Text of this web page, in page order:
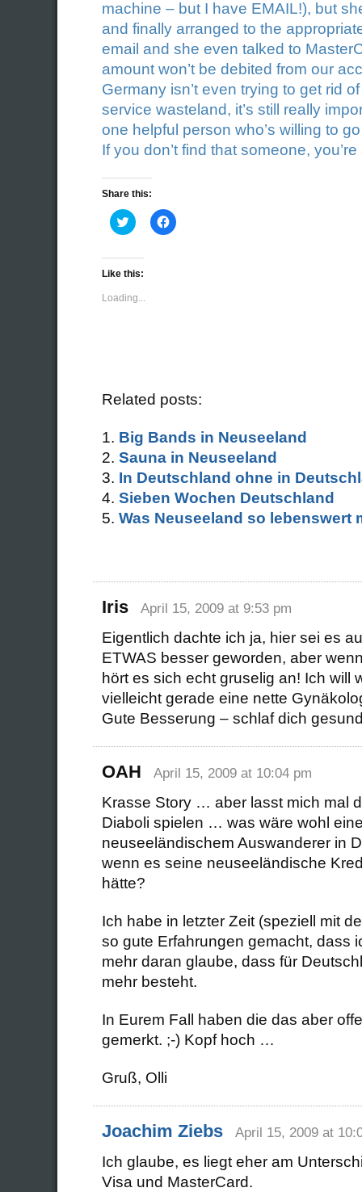
machine – but I have EMAIL!), but
and finally arranged to the
email and she even talked to
amount won’t be debited from our
Germany isn’t even trying to get rid
service wasteland, it’s still really
one helpful person who’s willing to
If you don’t find that someone,
Share this:
Click
to
Twitter
(Opens
new
window)
Click
to
Like this:
Loading...
Related posts:
Big Bands in Neuseeland
Sauna in Neuseeland
In Deutschland ohne in
Sieben Wochen Deutschland
Was Neuseeland so lebenswert
Iris April 15, 2009 at 9:53 pm
Eigentlich dachte ich ja, hier sei es
ETWAS besser geworden, aber
hört es sich echt gruselig an! Ich will
vielleicht gerade eine nette
Gute Besserung – schlaf dich
OAH April 15, 2009 at 10:04 pm
Krasse Story … aber lasst mich mal
Diaboli spielen … was wäre wohl
neuseeländischem Auswanderer in
wenn es seine neuseeländische
hätte?
Ich habe in letzter Zeit (speziell mit
so gute Erfahrungen gemacht, dass
mehr daran glaube, dass für
mehr besteht.
In Eurem Fall haben die das aber
gemerkt. ;-) Kopf hoch …
Gruß, Olli
Joachim Ziebs April 15, 2009 at
Ich glaube, es liegt eher am
Visa und MasterCard.